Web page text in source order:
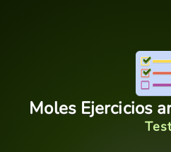
Moles Ejercicios